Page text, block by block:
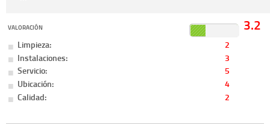
VALORACIÓN 3.2
Limpieza:
2
Instalaciones:
3
Servicio:
5
Ubicación:
4
Calidad:
2